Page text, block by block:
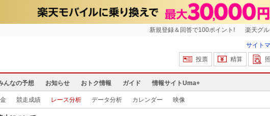
新規登録＆回答で100ポイント! 楽天グ
サイト
投票
精算
んなの予想 お知らせ おトク情報 ガイド 情報サイトUma+
競走成績 レース分析 データ分析 カレンダー 映像